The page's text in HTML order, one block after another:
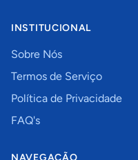
INSTITUCIONAL
Sobre Nós
Termos de Serviço
Política de Privacidade
FAQ's
NAVEGAÇÃO